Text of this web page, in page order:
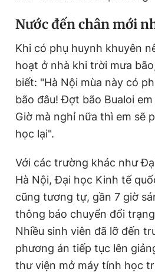
Nước đến chân mới
Khi có phụ huynh khuyên
hoạt ở nhà khi trời mưa
biết: "Hà Nội mùa này có
bão đâu! Đợt bão Bualoi
Giờ mà nghỉ nữa thì em sẽ
học lại".
Với các trường khác như
Hà Nội, Đại học Kinh tế
cũng tương tự, gần 7 giờ
thông báo chuyển đổi
Nhiều sinh viên đã lỡ đến
phương án tiếp tục lên
thư viện mở máy tính học